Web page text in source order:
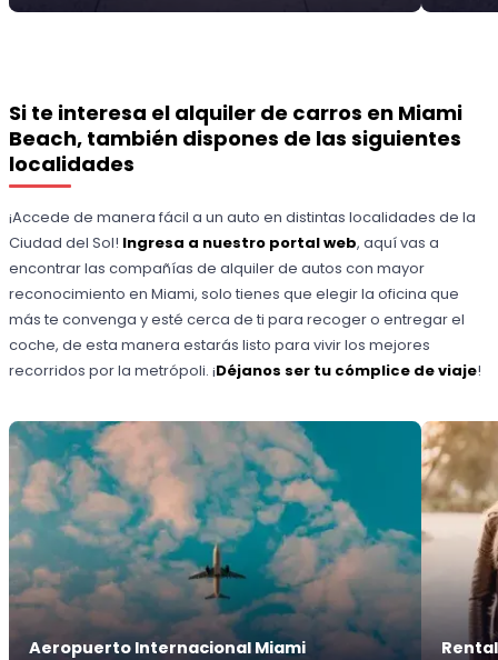
Si te interesa el alquiler de carros en Miami
Beach, también dispones de las siguientes
localidades
¡Accede de manera fácil a un auto en distintas localidades de la
Ciudad del Sol! Ingresa a nuestro portal web, aquí vas a
encontrar las compañías de alquiler de autos con mayor
reconocimiento en Miami, solo tienes que elegir la oficina que
más te convenga y esté cerca de ti para recoger o entregar el
coche, de esta manera estarás listo para vivir los mejores
recorridos por la metrópoli. ¡Déjanos ser tu cómplice de viaje!
Aeropuerto Internacional Miami